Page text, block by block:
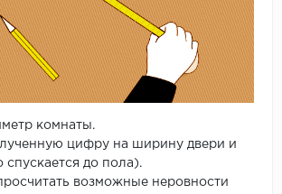
комнаты.
цифру на ширину двери и
спускается до пола).
возможные неровности